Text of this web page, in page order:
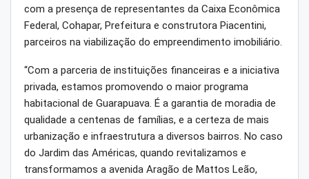
com a presença de representantes da Caixa Econômica
Federal, Cohapar, Prefeitura e construtora Piacentini,
parceiros na viabilização do empreendimento imobiliário.
“Com a parceria de instituições financeiras e a iniciativa
privada, estamos promovendo o maior programa
habitacional de Guarapuava. É a garantia de moradia de
qualidade a centenas de famílias, e a certeza de mais
urbanização e infraestrutura a diversos bairros. No caso
do Jardim das Américas, quando revitalizamos e
transformamos a avenida Aragão de Mattos Leão,